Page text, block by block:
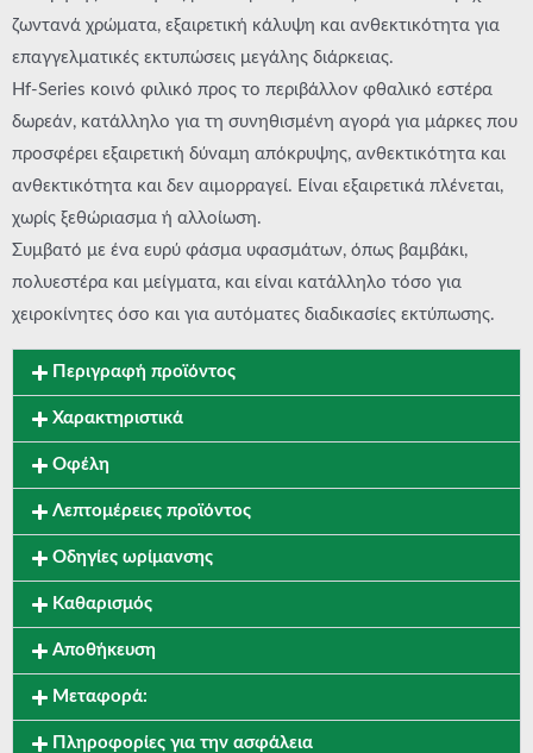
ζωντανά χρώματα, εξαιρετική κάλυψη και ανθεκτικότητα για
επαγγελματικές εκτυπώσεις μεγάλης διάρκειας.
Hf-Series κοινό φιλικό προς το περιβάλλον φθαλικό εστέρα
δωρεάν, κατάλληλο για τη συνηθισμένη αγορά για μάρκες που
προσφέρει εξαιρετική δύναμη απόκρυψης, ανθεκτικότητα και
ανθεκτικότητα και δεν αιμορραγεί. Είναι εξαιρετικά πλένεται,
χωρίς ξεθώριασμα ή αλλοίωση.
Συμβατό με ένα ευρύ φάσμα υφασμάτων, όπως βαμβάκι,
πολυεστέρα και μείγματα, και είναι κατάλληλο τόσο για
χειροκίνητες όσο και για αυτόματες διαδικασίες εκτύπωσης.
Περιγραφή προϊόντος
Χαρακτηριστικά
Οφέλη
Λεπτομέρειες προϊόντος
Οδηγίες ωρίμανσης
Καθαρισμός
Αποθήκευση
Μεταφορά:
Πληροφορίες για την ασφάλεια